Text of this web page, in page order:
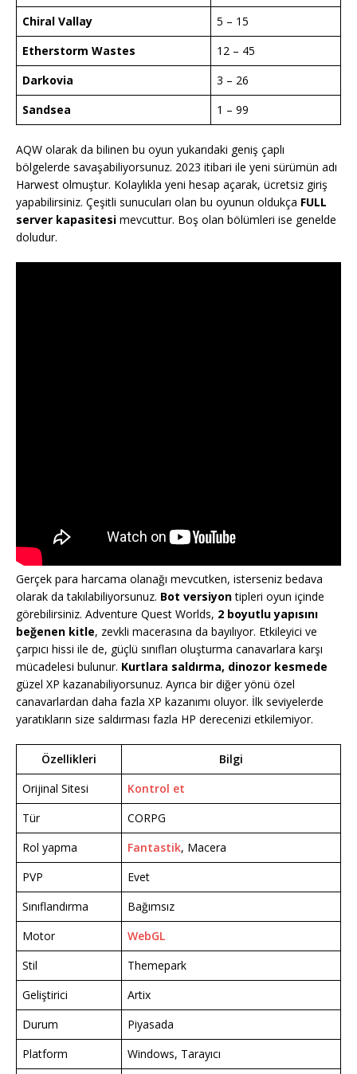
Chiral Vallay
5 – 15
Etherstorm Wastes
12 – 45
Darkovia
3 – 26
Sandsea
1 – 99
AQW olarak da bilinen bu oyun yukarıdaki geniş çaplı
bölgelerde savaşabiliyorsunuz. 2023 itibari ile yeni sürümün adı
Harwest olmuştur. Kolaylıkla yeni hesap açarak, ücretsiz giriş
yapabilirsiniz. Çeşitli sunucuları olan bu oyunun oldukça FULL
server kapasitesi mevcuttur. Boş olan bölümleri ise genelde
doludur.
Gerçek para harcama olanağı mevcutken, isterseniz bedava
olarak da takılabiliyorsunuz. Bot versiyontipleri oyun içinde
görebilirsiniz. Adventure Quest Worlds, 2 boyutlu yapısını
beğenen kitle, zevkli macerasına da bayılıyor. Etkileyici ve
çarpıcı hissi ile de, güçlü sınıfları oluşturma canavarlara karşı
mücadelesi bulunur. Kurtlara saldırma, dinozor kesmede
güzel XP kazanabiliyorsunuz. Ayrıca bir diğer yönü özel
canavarlardan daha fazla XP kazanımı oluyor. İlk seviyelerde
yaratıkların size saldırması fazla HP derecenizi etkilemiyor.
Özellikleri
Bilgi
Orijinal Sitesi
Kontrol et
Tür
CORPG
Rol yapma
Fantastik, Macera
PVP
Evet
Sınıflandırma
Bağımsız
Motor
WebGL
Stil
Themepark
Geliştirici
Artix
Durum
Piyasada
Platform
Windows, Tarayıcı